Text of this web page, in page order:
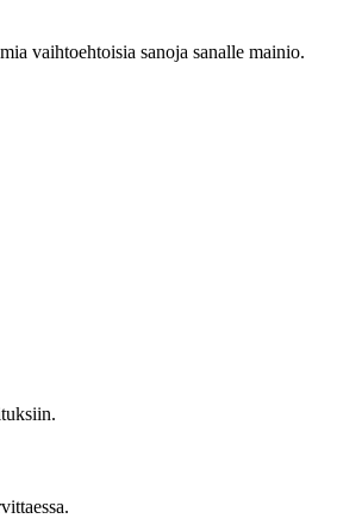
vaihtoehtoisia sanoja sanalle mainio.